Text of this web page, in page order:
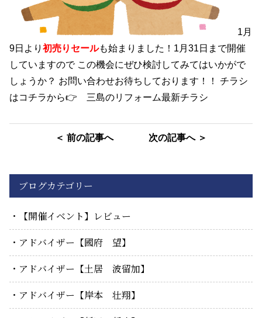
ブログカテゴリー
【開催イベント】レビュー
アドバイザー【國府 望】
アドバイザー【土居 波留加】
アドバイザー【岸本 壮翔】
1月
9日より 初売りセールも始まりました！1月31日まで開催
していますので この機会にぜひ検討してみてはいかがで
しょうか？ お問い合わせお待ちしております！！ チラシ
はコチラから👉 三島のリフォーム最新チラシ
＜ 前の記事へ 次の記事へ ＞